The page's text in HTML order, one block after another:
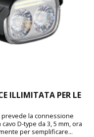
ILLIMITATA PER LE
la connessione
D-type da 3, 5 mm, ora
per semplificare...